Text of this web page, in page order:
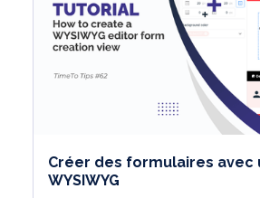
Créer des formulaires avec
WYSIWYG